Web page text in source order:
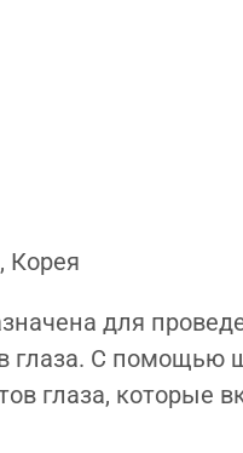
Корея
для
глаза. С помощью
глаза, которые